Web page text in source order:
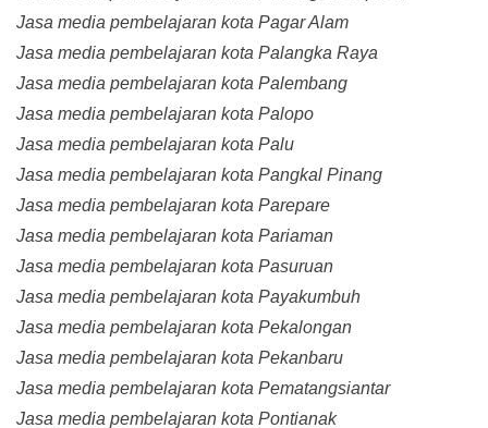
Jasa media pembelajaran kota Pagar Alam
Jasa media pembelajaran kota Palangka Raya
Jasa media pembelajaran kota Palembang
Jasa media pembelajaran kota Palopo
Jasa media pembelajaran kota Palu
Jasa media pembelajaran kota Pangkal Pinang
Jasa media pembelajaran kota Parepare
Jasa media pembelajaran kota Pariaman
Jasa media pembelajaran kota Pasuruan
Jasa media pembelajaran kota Payakumbuh
Jasa media pembelajaran kota Pekalongan
Jasa media pembelajaran kota Pekanbaru
Jasa media pembelajaran kota Pematangsiantar
Jasa media pembelajaran kota Pontianak